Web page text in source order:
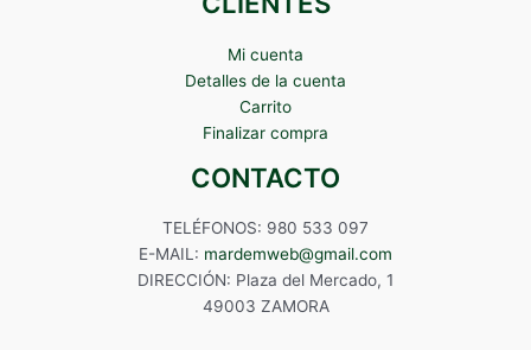
Mi cuenta
Detalles de la cuenta
Carrito
Finalizar compra
CONTACTO
TELÉFONOS: 980 533 097
E-MAIL: mardemweb@gmail.com
DIRECCIÓN: Plaza del Mercado, 1
49003 ZAMORA